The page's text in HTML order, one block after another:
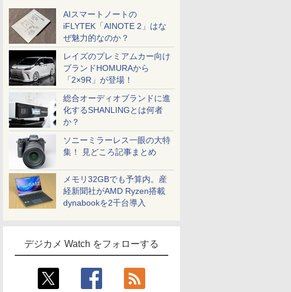
AIスマートノートの
iFLYTEK「AINOTE 2」はな
ぜ魅力的なのか？
レイズのプレミアムカー向け
ブランドHOMURAから
「2×9R」が登場！
総合オーディオブランドに進
化するSHANLINGとは何者
か？
ソニーミラーレス一眼の大特
集！ 見どころ記事まとめ
メモリ32GBでも予算内。産
経新聞社がAMD Ryzen搭載
dynabookを2千台導入
デジカメ Watch をフォローする